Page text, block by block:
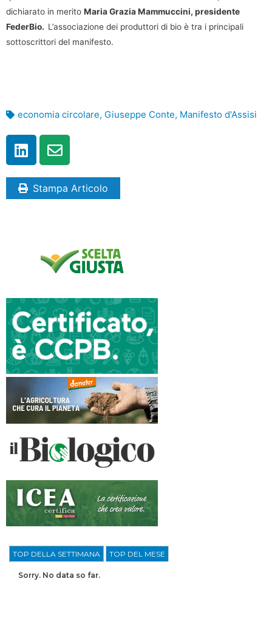
dichiarato in merito Maria Grazia Mammuccini, presidente
FederBio. L’associazione dei produttori di bio è tra i principali
sottoscrittori del manifesto.
economia circolare, Giuseppe Conte, Manifesto d'Assisi
Stampa Articolo
TOP DELLA SETTIMANA TOP DEL MESE
Sorry. No data so far.